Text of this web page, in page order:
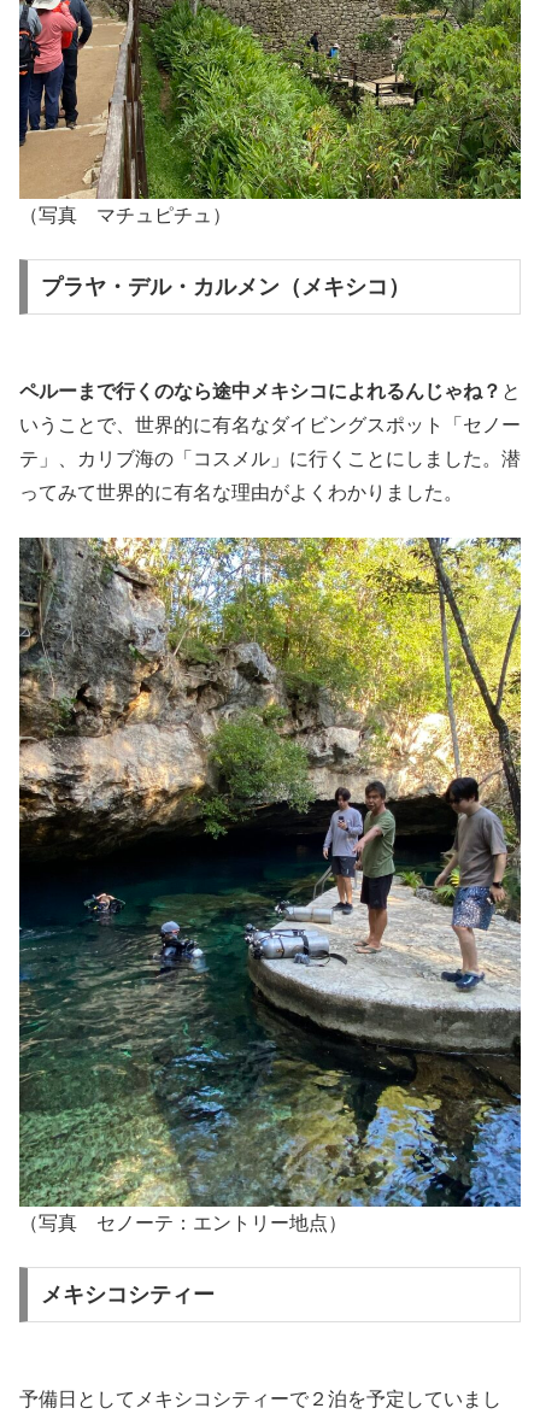
（写真 マチュピチュ）
プラヤ・デル・カルメン（メキシコ）
ペルーまで行くのなら途中メキシコによれるんじゃね？ と
いうことで、世界的に有名なダイビングスポット「セノー
テ」、カリブ海の「コスメル」に行くことにしました。潜
ってみて世界的に有名な理由がよくわかりました。
（写真 セノーテ：エントリー地点）
メキシコシティー
予備日としてメキシコシティーで２泊を予定していまし